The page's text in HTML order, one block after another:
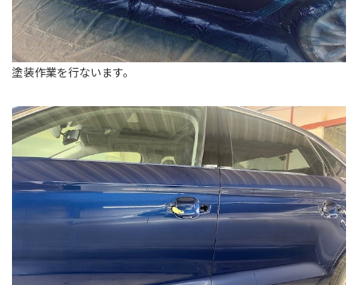
塗装作業を行ないます。